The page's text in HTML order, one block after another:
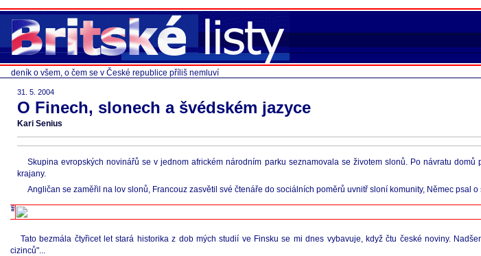
deník o všem, o čem se v České republice příliš nemluví
31. 5. 2004
O Finech, slonech a švédském jazyce
Kari Senius
Skupina evropských novinářů se v jednom africkém národním parku seznamovala se životem slonů. Po návratu
krajany.
Angličan se zaměřil na lov slonů, Francouz zasvětil své čtenáře do sociálních poměrů uvnitř sloní komunity, Němec psal
Tato bezmála čtyřicet let stará historika z dob mých studií ve Finsku se mi dnes vybavuje, když čtu české noviny.
cizinců"...